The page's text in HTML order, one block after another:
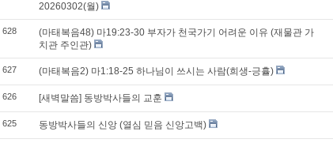
20260302(월)
628
(마태복음48) 마19:23-30 부자가 천국가기 어려운 이유 (재물관 가
치관 주인관)
627 (마태복음2) 마1:18-25 하나님이 쓰시는 사람(희생-긍휼)
626 [새벽말씀] 동방박사들의 교훈
625 동방박사들의 신앙 (열심 믿음 신앙고백)